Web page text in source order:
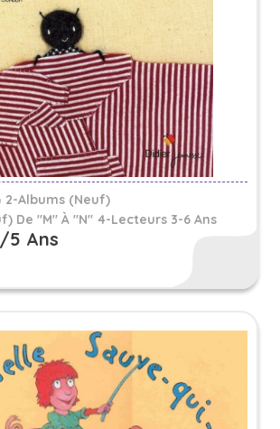
2-Albums (Neuf)
De "M" À "N" 4-Lecteurs 3-6 Ans
5 Ans